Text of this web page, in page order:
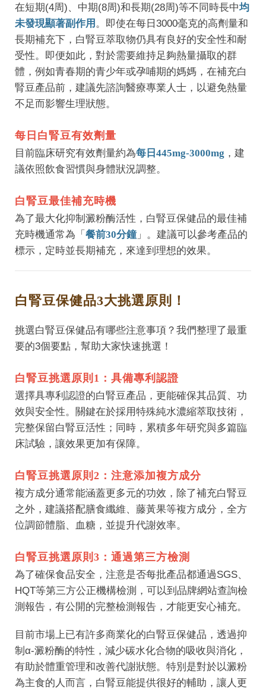
在短期(4周)、 中期(8周)和長期(28周)等不同時長中均
未發現顯著副作用 。即使在每日3000毫克的高劑量和
長期補充下，白腎豆萃取物仍具有良好的安全性和耐
受性。即便如此，對於需要維持足夠熱量攝取的群
體，例如青春期的青少年或孕哺期的媽媽，在補充白
腎豆產品前，建議先諮詢醫療專業人士，以避免熱量
不足而影響生理狀態。
每日白腎豆有效劑量
目前臨床研究有效劑量約為每日445mg-3000mg ，建
議依照飲食習慣與身體狀況調整。
白腎豆最佳補充時機
為了最大化抑制澱粉酶活性，白腎豆保健品的最佳補
充時機通常為「 餐前30分鐘 」。建議可以參考產品的
標示，定時並長期補充，來達到理想的效果。
白腎豆保健品3大挑選原則！
挑選白腎豆保健品有哪些注意事項？我們整理了最重
要的3個要點，幫助大家快速挑選！
白腎豆挑選原則1：具備專利認證
選擇具專利認證的白腎豆產品，更能確保其品質、功
效與安全性。關鍵在於採用特殊純水濃縮萃取技術，
完整保留白腎豆活性；同時，累積多年研究與多篇臨
床試驗，讓效果更加有保障。
白腎豆挑選原則2：注意添加複方成分
複方成分通常能涵蓋更多元的功效，​除了補充白腎豆
之外，建議搭配膳食纖維、藤黃果等複方成分，全方
位調節體脂、血糖，並提升代謝效率。
白腎豆挑選原則3：通過第三方檢測
為了確保食品安全，注意是否每批產品都通過SGS、
HQT等第三方公正機構檢測，可以到品牌網站查詢檢
測報告，有公開的完整檢測報告，才能更安心補充。
目前市場上已有許多商業化的白腎豆保健品，透過抑
制α-澱粉酶的特性，減少碳水化合物的吸收與消化，
有助於體重管理和改善代謝狀態。特別是對於以澱粉
為主食的人而言，白腎豆能提供很好的輔助，讓人更